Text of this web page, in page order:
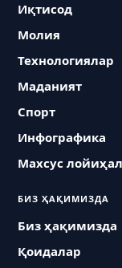
Иқтисод
Молия
Технологиялар
Маданият
Спорт
Инфографика
Махсус
БИЗ ҲАҚИМИЗДА
Биз ҳақимизда
Қоидалар